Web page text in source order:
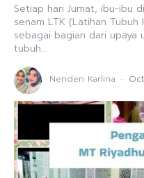
Setiap hari Jumat, ibu-ibu
senam LTK (Latihan
sebagai bagian dari upaya
tubuh...
Nenden Karlina -